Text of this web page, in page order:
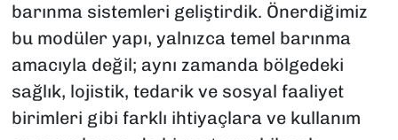
barınma sistemleri geliştirdik. Önerdiğimiz
bu modüler yapı, yalnızca temel barınma
amacıyla değil; aynı zamanda bölgedeki
sağlık, lojistik, tedarik ve sosyal faaliyet
birimleri gibi farklı ihtiyaçlara ve kullanım